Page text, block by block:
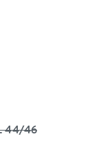
44/46